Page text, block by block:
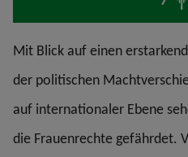
Mit Blick auf einen
der politischen
auf internationaler Ebene
die Frauenrechte gefährdet.